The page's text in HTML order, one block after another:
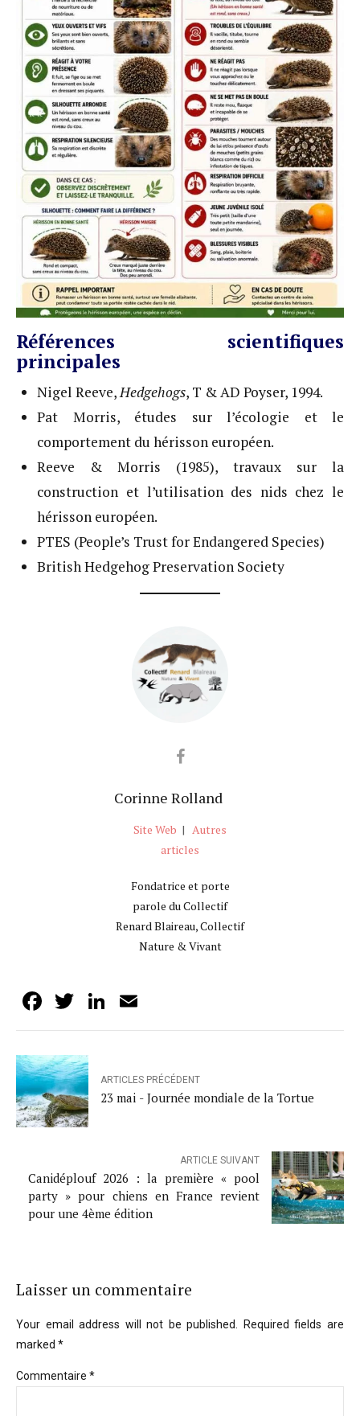
Références scientifiques
principales
Nigel Reeve, Hedgehogs, T & AD Poyser, 1994.
Pat Morris, études sur l’écologie et le
comportement du hérisson européen.
Reeve & Morris (1985), travaux sur la
construction et l’utilisation des nids chez le
hérisson européen.
PTES (People’s Trust for Endangered Species)
British Hedgehog Preservation Society
Corinne Rolland
Site Web | Autres
articles
Fondatrice et porte
parole du Collectif
Renard Blaireau, Collectif
Nature & Vivant
Facebook
TwitterLinkedIn
ARTICLES PRÉCÉDENT
23 mai - Journée mondiale de la Tortue
ARTICLE SUIVANT
Canidéplouf 2026 : la première « pool
party » pour chiens en France revient
pour une 4ème édition
Laisser un commentaire
Your email address will not be published. Required fields are
marked *
Commentaire *